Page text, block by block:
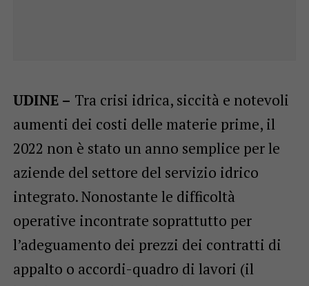
UDINE – Tra crisi idrica, siccità e notevoli
aumenti dei costi delle materie prime, il
2022 non è stato un anno semplice per le
aziende del settore del servizio idrico
integrato. Nonostante le difficoltà
operative incontrate soprattutto per
l’adeguamento dei prezzi dei contratti di
appalto o accordi-quadro di lavori (il